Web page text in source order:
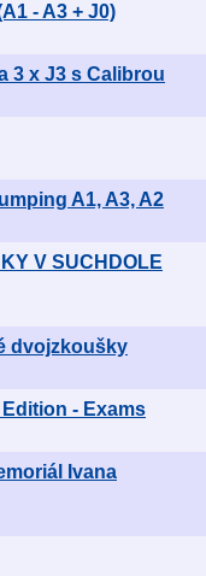
- A3 + J0)
3 x J3 s Calibrou
A1, A3, A2
V SUCHDOLE
dvojzkoušky
- Exams
Ivana